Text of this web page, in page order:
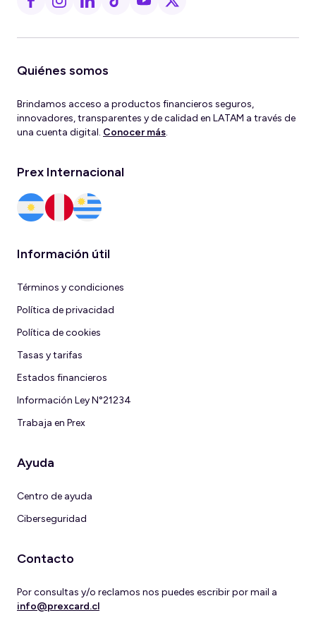
Quiénes somos
Brindamos acceso a productos financieros seguros,
innovadores, transparentes y de calidad en LATAM a través de
una cuenta digital. Conocer más.
Prex Internacional
Información útil
Términos y condiciones
Política de privacidad
Política de cookies
Tasas y tarifas
Estados financieros
Información Ley N°21234
Trabaja en Prex
Ayuda
Centro de ayuda
Ciberseguridad
Contacto
Por consultas y/o reclamos nos puedes escribir por mail a
info@prexcard.cl